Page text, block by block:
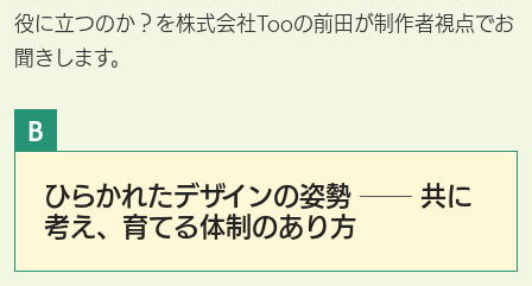
役に立つのか？を株式会社Tooの前田が制作者視点でお
聞きします。
B
ひらかれたデザインの姿勢 ── 共に
考え、育てる体制のあり方